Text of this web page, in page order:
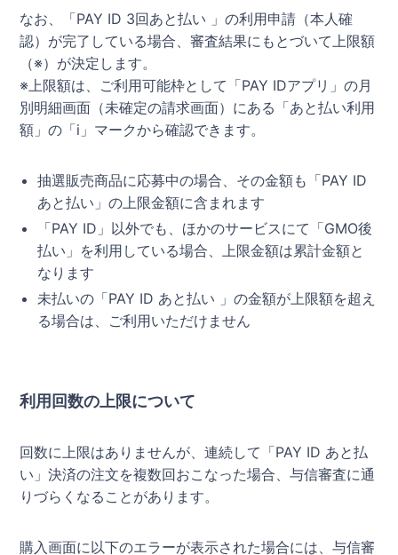
なお、「PAY ID 3回あと払い 」の利用申請（本人確
認）が完了している場合、審査結果にもとづいて上限額
（※）が決定します。
※上限額は、ご利用可能枠として「PAY IDアプリ」の月
別明細画面（未確定の請求画面）にある「あと払い利用
額」の「i」マークから確認できます。
抽選販売商品に応募中の場合、その金額も「PAY ID
あと払い」の上限金額に含まれます
「PAY ID」以外でも、ほかのサービスにて「GMO後
払い」を利用している場合、上限金額は累計金額と
なります
未払いの「PAY ID あと払い 」の金額が上限額を超え
る場合は、ご利用いただけません
利用回数の上限について
回数に上限はありませんが、連続して「PAY ID あと払
い」決済の注文を複数回おこなった場合、与信審査に通
りづらくなることがあります。
購入画面に以下のエラーが表示された場合には、与信審